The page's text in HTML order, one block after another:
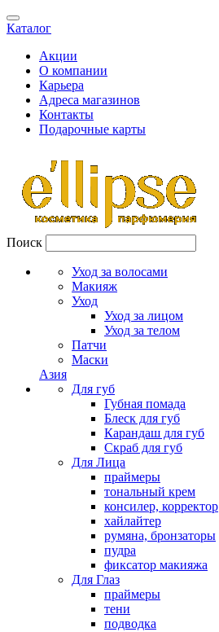
Каталог
Акции
О компании
Карьера
Адреса магазинов
Контакты
Подарочные карты
Поиск
Уход за волосами
Макияж
Уход
Уход за лицом
Уход за телом
Патчи
Маски
Азия
Для губ
Губная помада
Блеск для губ
Карандаш для губ
Скраб для губ
Для Лица
праймеры
тональный крем
консилер, корректор
хайлайтер
румяна, бронзаторы
пудра
фиксатор макияжа
Для Глаз
праймеры
тени
подводка